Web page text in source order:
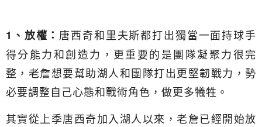
1、放權：唐西奇和里夫斯都打出獨當一面持球手
得分能力和創造力，更重要的是團隊凝聚力很完
整，老詹想要幫助湖人和團隊打出更堅韌戰力，勢
必要調整自己心態和戰術角色，做更多犧牲。
其實從上季唐西奇加入湖人以來，老詹已經開始放